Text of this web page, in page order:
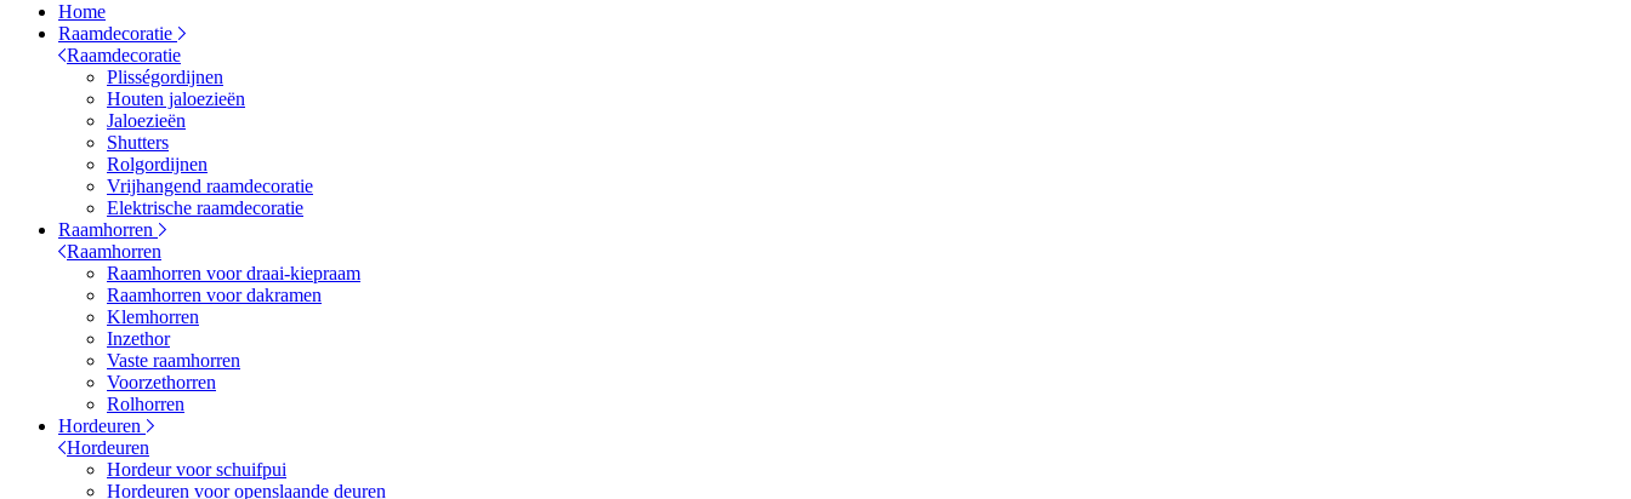
Home
Raamdecoratie
Raamdecoratie
Plisségordijnen
Houten jaloezieën
Jaloezieën
Shutters
Rolgordijnen
Vrijhangend raamdecoratie
Elektrische raamdecoratie
Raamhorren
Raamhorren
Raamhorren voor draai-kiepraam
Raamhorren voor dakramen
Klemhorren
Inzethor
Vaste raamhorren
Voorzethorren
Rolhorren
Hordeuren
Hordeuren
Hordeur voor schuifpui
Hordeuren voor openslaande deuren